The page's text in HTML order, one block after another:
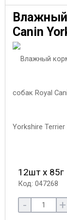
Влажный
Canin
12шт х 85г
Код: 047268
- +